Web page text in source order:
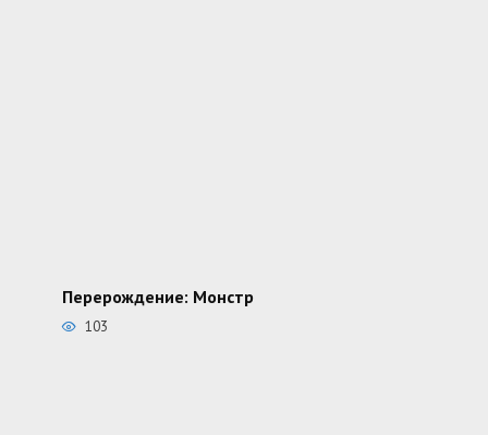
Перерождение: Монстр
103